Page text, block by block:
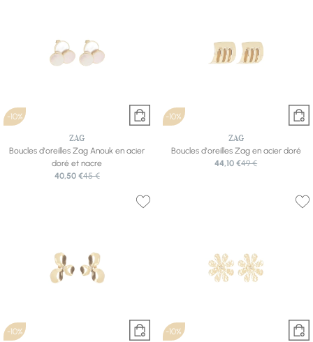
-10%
ZAG
Boucles d'oreilles Zag Anouk en acier
doré et nacre
40,50 €45 €
-10%
ZAG
Boucles d'oreilles Zag en acier doré
44,10 €49 €
-10% -10%